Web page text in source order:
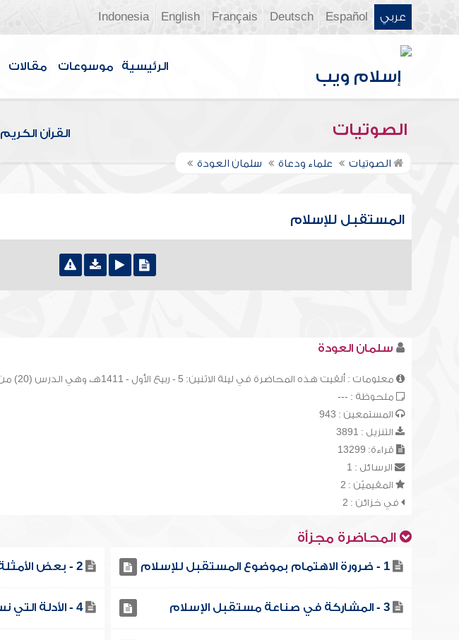
عربي Español
Deutsch
Français
English
Indonesia
الرئيسية موسوعات مقالات
الصوتيات القرآن الكريم
الصوتيات علماء ودعاة سلمان العودة
المستقبل للإسلام
سلمان العودة
معلومات : ألقيت هذه المحاضرة في ليلة الاثنين: 5 - ربيع الأول - 1411هـ، وهي الدرس (20) من سلسلة الدروس العلمية العامة
ملحوظة : ---
المستمعين : 943
التنزيل : 3891
قراءة: 13299
الرسائل : 1
المقيميّن : 2
في خزائن : 2
المحاضرة مجزأة
1 - ضرورة الاهتمام بموضوع المستقبل للإسلام 2 - بعض الأمثلة على الاهتمام بشأن الإسلام
3 - المشاركة في صناعة مستقبل الإسلام 4 - الأدلة التي نستقرأ من خلالها المستقبل